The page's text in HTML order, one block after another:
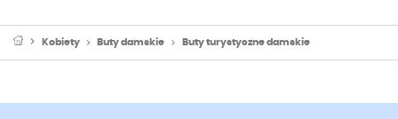
Kobiety Buty damskie Buty turystyczne damskie